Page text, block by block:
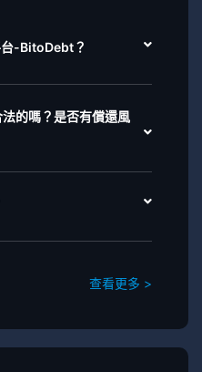
-BitoDebt？
的嗎？是否有償還風
查看更多 >